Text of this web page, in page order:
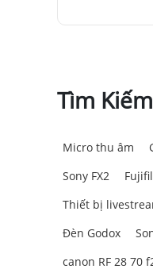
Tìm
Micro thu âm
Sony FX2
Thiết bị
Đèn Godox
canon RF 28 70